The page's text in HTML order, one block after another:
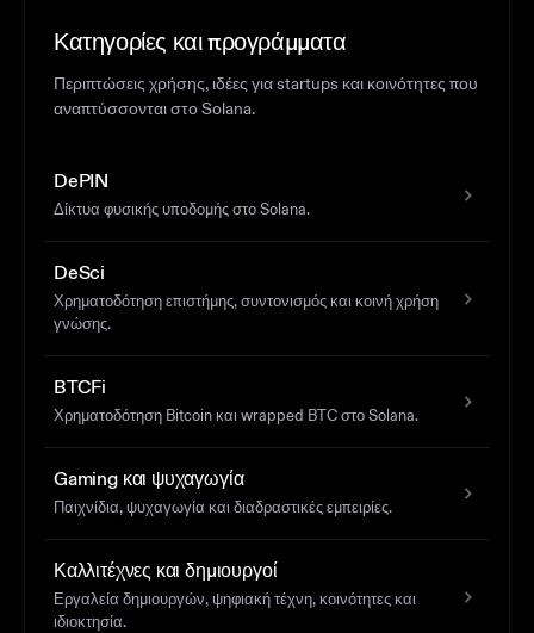
Κατηγορίες και προγράμματα
Περιπτώσεις χρήσης, ιδέες για startups και κοινότητες που
αναπτύσσονται στο Solana.
DePIN
Δίκτυα φυσικής υποδομής στο Solana.
DeSci
Χρηματοδότηση επιστήμης, συντονισμός και κοινή χρήση
γνώσης.
BTCFi
Χρηματοδότηση Bitcoin και wrapped BTC στο Solana.
Gaming και ψυχαγωγία
Παιχνίδια, ψυχαγωγία και διαδραστικές εμπειρίες.
Καλλιτέχνες και δημιουργοί
Εργαλεία δημιουργών, ψηφιακή τέχνη, κοινότητες και
ιδιοκτησία.